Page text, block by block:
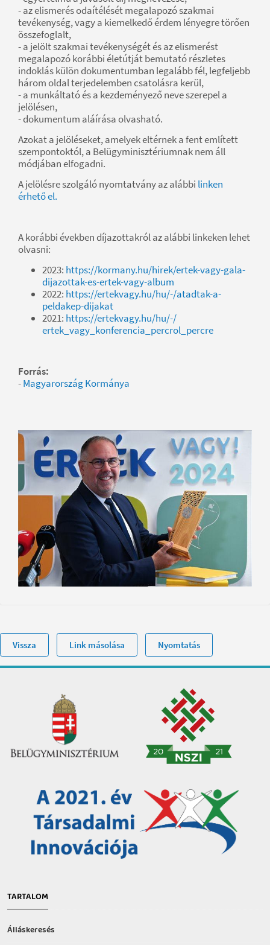
- az elismerés odaítélését megalapozó szakmai
tevékenység, vagy a kiemelkedő érdem lényegre törően
összefoglalt,
- a jelölt szakmai tevékenységét és az elismerést
megalapozó korábbi életútját bemutató részletes
indoklás külön dokumentumban legalább fél, legfeljebb
három oldal terjedelemben csatolásra kerül,
- a munkáltató és a kezdeményező neve szerepel a
jelölésen,
- dokumentum aláírása olvasható.
Azokat a jelöléseket, amelyek eltérnek a fent említett
szempontoktól, a Belügyminisztériumnak nem áll
módjában elfogadni.
A jelölésre szolgáló nyomtatvány az alábbi linken
érhető el.
A korábbi években díjazottakról az alábbi linkeken lehet
olvasni:
2023: https://kormany.hu/hirek/ertek-vagy-gala-
dijazottak-es-ertek-vagy-album
2022: https://ertekvagy.hu/hu/-/atadtak-a-
peldakep-dijakat
2021: https://ertekvagy.hu/hu/-/
ertek_vagy_konferencia_percrol_percre
Forrás:
-Magyarország Kormánya
Vissza Link másolása Nyomtatás
TARTALOM
Álláskeresés